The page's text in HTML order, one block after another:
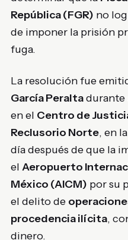
República (FGR) no
de imponer la prisión
fuga.
La resolución fue
García Peraltadurante
en el Centro de
Reclusorio Norte, en la
día después de que la
el Aeropuerto
México (AICM) por su
el delito de
procedencia ilícita,
dinero.